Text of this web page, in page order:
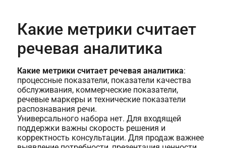
Какие метрики считает
речевая аналитика
Какие метрики считает речевая аналитика:
процессные показатели, показатели качества
обслуживания, коммерческие показатели,
речевые маркеры и технические показатели
распознавания речи.
Универсального набора нет. Для входящей
поддержки важны скорость решения и
корректность консультации. Для продаж важнее